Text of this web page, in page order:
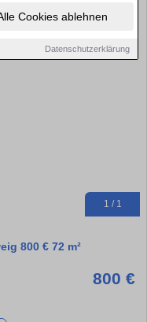
Cookies ablehnen
Datenschutzerklärung
1 / 1
800 € 72 m²
800 €